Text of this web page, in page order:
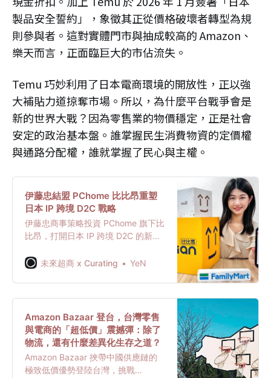
製品安全誓約」，象徵其正從價格破壞者轉型為規
則參與者。這對實體門市與抽成較高的 Amazon、
樂天而言，正面臨巨大的市佔流失。
Temu 巧妙利用了日本電商環境的開放性，正以強
大補貼力道掠奪市場。所以，為什麼平台戰爭會是
新的世界大戰？因為零售業的物價穩定，正是社會
安定的政治基本盤。誰掌握民生消費物資的定價權
與通路分配權，誰就掌握了民心與主權。
伊藤忠結盟 PChome 比比昂重塑
日本 IP 跨境 D2C 戰略
伊藤忠商事策略投資 PChome 旗下比
比昂，打開日本 IP 跨境 D2C 的新商
削，更能鞏固 PChome 在御宅經濟的
資本實用主義與非對稱競爭優勢。
未來超商 x Curating YeN
Amazon Bazaar 登台，台灣零售
與電商的「超低價」震撼彈：除了
物流，還有什麼差異化生存之道？
Amazon Bazaar 挾帶中國供應鏈的
極致低價優勢登陸台灣，挑戰